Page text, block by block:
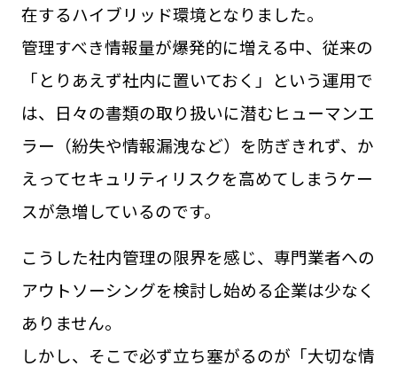
在するハイブリッド環境となりました。
管理すべき情報量が爆発的に増える中、従来の
「とりあえず社内に置いておく」という運用で
は、日々の書類の取り扱いに潜むヒューマンエ
ラー（紛失や情報漏洩など）を防ぎきれず、か
えってセキュリティリスクを高めてしまうケー
スが急増しているのです。
こうした社内管理の限界を感じ、専門業者への
アウトソーシングを検討し始める企業は少なく
ありません。
しかし、そこで必ず立ち塞がるのが「大切な情